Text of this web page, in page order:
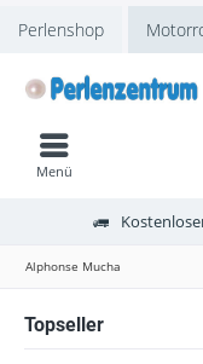
Perlenshop
Menü
Alphonse Mucha
Topseller